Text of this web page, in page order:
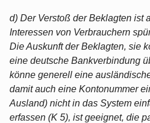
d) Der Verstoß der Beklagten ist
Interessen von Verbrauchern
Die Auskunft der Beklagten, sie
eine deutsche Bankverbindung
könne generell eine
damit auch eine Kontonummer
Ausland) nicht in das System
erfassen (K 5), ist geeignet, die